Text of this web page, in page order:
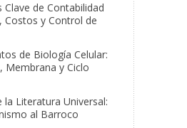
Clave de Contabilidad
Costos y Control de
de Biología Celular:
Membrana y Ciclo
la Literatura Universal:
al Barroco